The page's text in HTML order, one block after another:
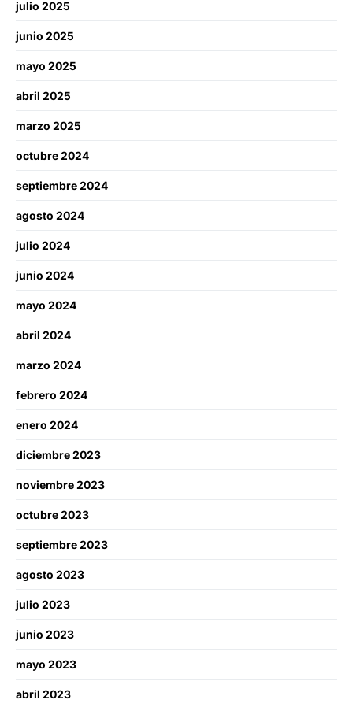
julio 2025
junio 2025
mayo 2025
abril 2025
marzo 2025
octubre 2024
septiembre 2024
agosto 2024
julio 2024
junio 2024
mayo 2024
abril 2024
marzo 2024
febrero 2024
enero 2024
diciembre 2023
noviembre 2023
octubre 2023
septiembre 2023
agosto 2023
julio 2023
junio 2023
mayo 2023
abril 2023